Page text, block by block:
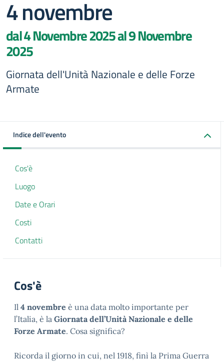
4 novembre
dal 4 Novembre 2025 al 9 Novembre
2025
Giornata dell'Unità Nazionale e delle Forze
Armate
Indice dell'evento
Cos'è
Luogo
Date e Orari
Costi
Contatti
Cos'è
Il 4 novembre è una data molto importante per
l’Italia, è la Giornata dell’Unità Nazionale e delle
Forze Armate. Cosa significa?
Ricorda il giorno in cui, nel 1918, finì la Prima Guerra